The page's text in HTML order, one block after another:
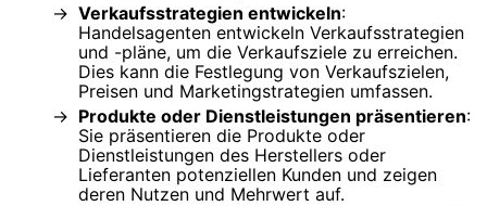
Verkaufsstrategien entwickeln:
Handelsagenten entwickeln Verkaufsstrategien
und -pläne, um die Verkaufsziele zu erreichen.
Dies kann die Festlegung von Verkaufszielen,
Preisen und Marketingstrategien umfassen.
Produkte oder Dienstleistungen präsentieren:
Sie präsentieren die Produkte oder
Dienstleistungen des Herstellers oder
Lieferanten potenziellen Kunden und zeigen
deren Nutzen und Mehrwert auf.